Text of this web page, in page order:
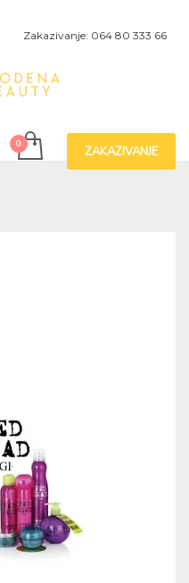
Zakazivanje: 064 80 333 66
ZAKAZIVANJE